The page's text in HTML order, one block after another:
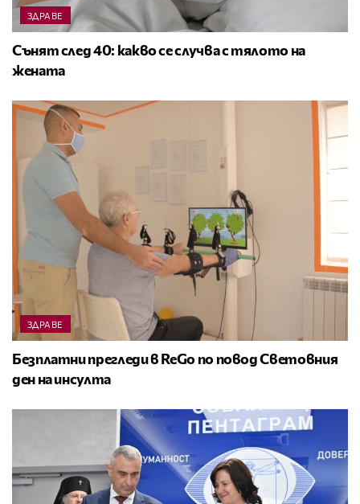
ЗДРАВЕ
Сънят след 40: какво се случва с тялото на
жената
ЗДРАВЕ
Безплатни прегледи в ReGo по повод Световния
ден на инсулта